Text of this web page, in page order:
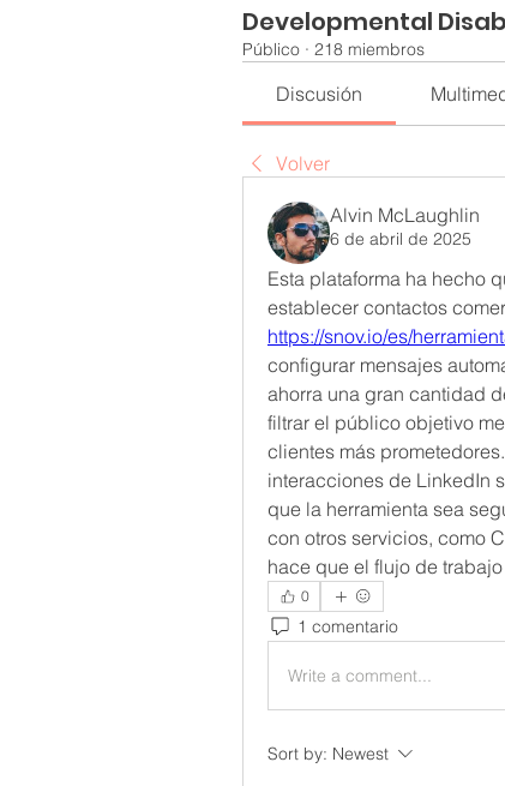
Developmental
Público · 218 miembros
Discusión
Volver
Alvin McLaughlin
6 de abril de 2025
Esta plataforma ha hecho
https://snov.io/es/
configurar mensajes
ahorra una gran cantidad
filtrar el público objetivo
clientes más
interacciones de LinkedIn
que la herramienta sea
con otros servicios, como
hace que el flujo de
0
1 comentario
Write a comment...
Sort by: Newest